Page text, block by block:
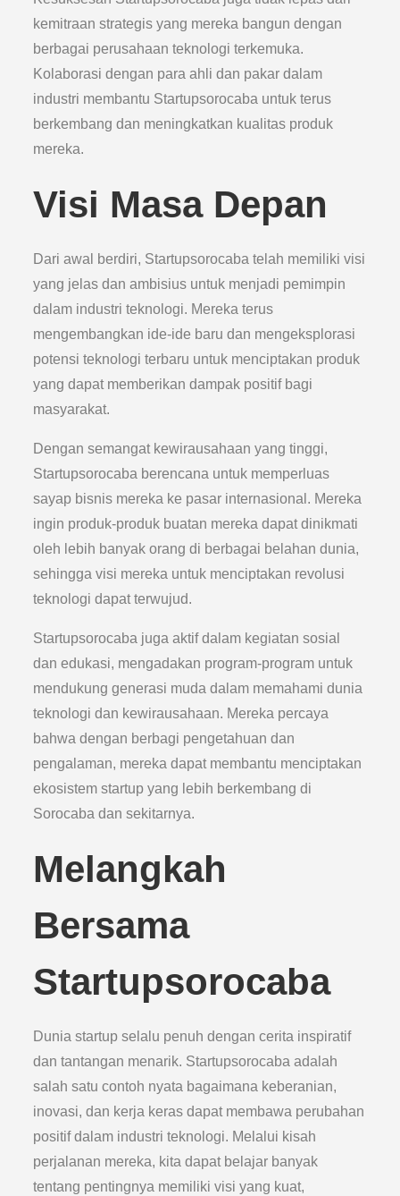
kemitraan strategis yang mereka bangun dengan
berbagai perusahaan teknologi terkemuka.
Kolaborasi dengan para ahli dan pakar dalam
industri membantu Startupsorocaba untuk terus
berkembang dan meningkatkan kualitas produk
mereka.
Visi Masa Depan
Dari awal berdiri, Startupsorocaba telah memiliki visi
yang jelas dan ambisius untuk menjadi pemimpin
dalam industri teknologi. Mereka terus
mengembangkan ide-ide baru dan mengeksplorasi
potensi teknologi terbaru untuk menciptakan produk
yang dapat memberikan dampak positif bagi
masyarakat.
Dengan semangat kewirausahaan yang tinggi,
Startupsorocaba berencana untuk memperluas
sayap bisnis mereka ke pasar internasional. Mereka
ingin produk-produk buatan mereka dapat dinikmati
oleh lebih banyak orang di berbagai belahan dunia,
sehingga visi mereka untuk menciptakan revolusi
teknologi dapat terwujud.
Startupsorocaba juga aktif dalam kegiatan sosial
dan edukasi, mengadakan program-program untuk
mendukung generasi muda dalam memahami dunia
teknologi dan kewirausahaan. Mereka percaya
bahwa dengan berbagi pengetahuan dan
pengalaman, mereka dapat membantu menciptakan
ekosistem startup yang lebih berkembang di
Sorocaba dan sekitarnya.
Melangkah
Bersama
Startupsorocaba
Dunia startup selalu penuh dengan cerita inspiratif
dan tantangan menarik. Startupsorocaba adalah
salah satu contoh nyata bagaimana keberanian,
inovasi, dan kerja keras dapat membawa perubahan
positif dalam industri teknologi. Melalui kisah
perjalanan mereka, kita dapat belajar banyak
tentang pentingnya memiliki visi yang kuat,